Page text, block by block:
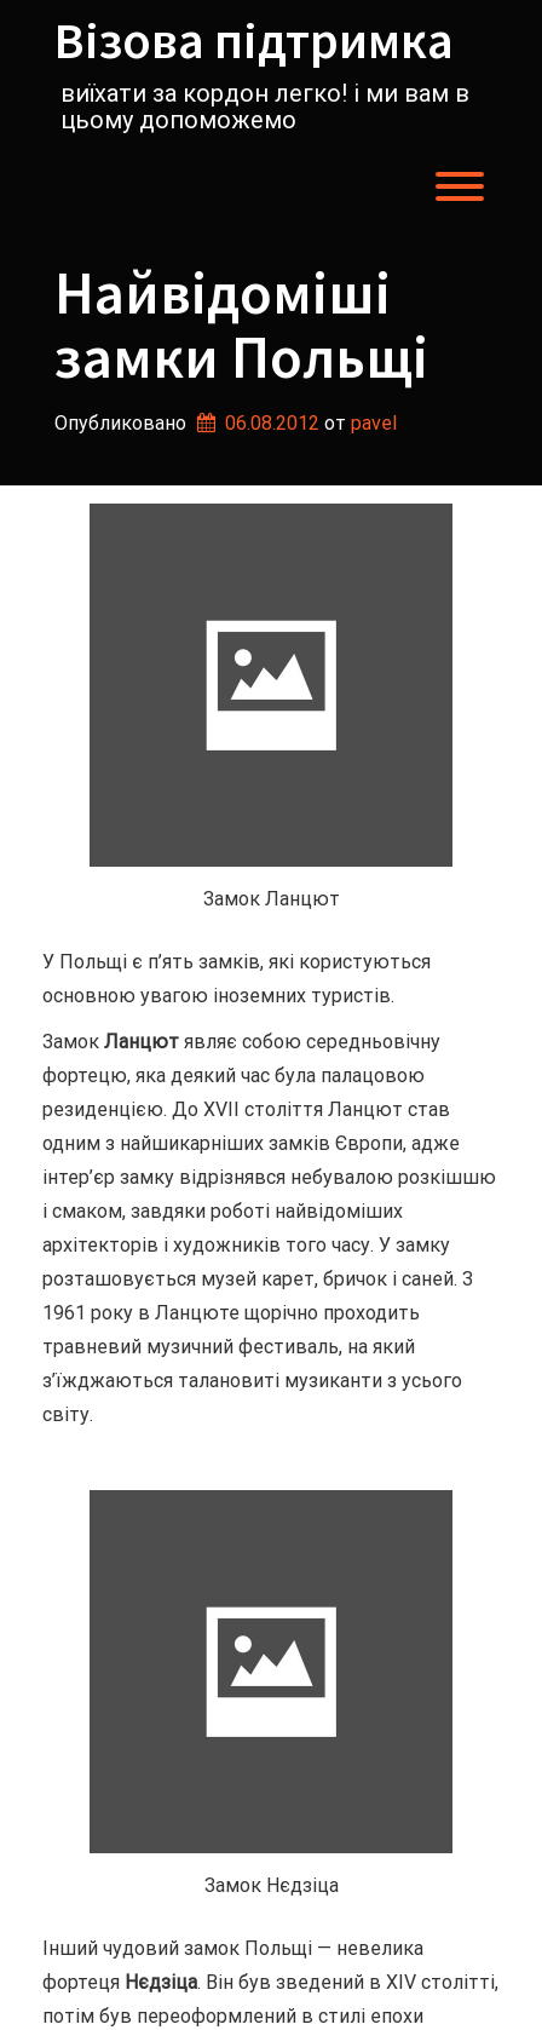
содержимомуВізова підтримка
виїхати за кордон легко! і ми вам в
цьому допоможемо
Найвідоміші
замки Польщі
Опубликовано 06.08.2012 от pavel
Замок Ланцют
У Польщі є п’ять замків, які користуються
основною увагою іноземних туристів.
Замок Ланцют являє собою середньовічну
фортецю, яка деякий час була палацовою
резиденцією. До XVII століття Ланцют став
одним з найшикарніших замків Європи, адже
інтер’єр замку відрізнявся небувалою розкішшю
і смаком, завдяки роботі найвідоміших
архітекторів і художників того часу. У замку
розташовується музей карет, бричок і саней. З
1961 року в Ланцюте щорічно проходить
травневий музичний фестиваль, на який
з’їжджаються талановиті музиканти з усього
світу.
Замок Нєдзіца
Інший чудовий замок Польщі — невелика
фортеця Нєдзіца. Він був зведений в XIV столітті,
потім був переоформлений в стилі епохи